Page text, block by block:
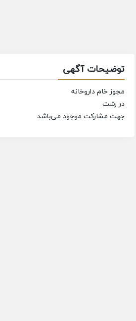
توضیحات آگهی
مجوز خام داروخانه
در رشت
جهت مشارکت موجود می‌باشد